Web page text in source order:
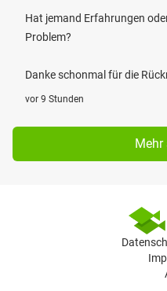
Hat jemand Erfahrungen
Problem?
Danke schonmal für die
vor 9 Stunden
Mehr